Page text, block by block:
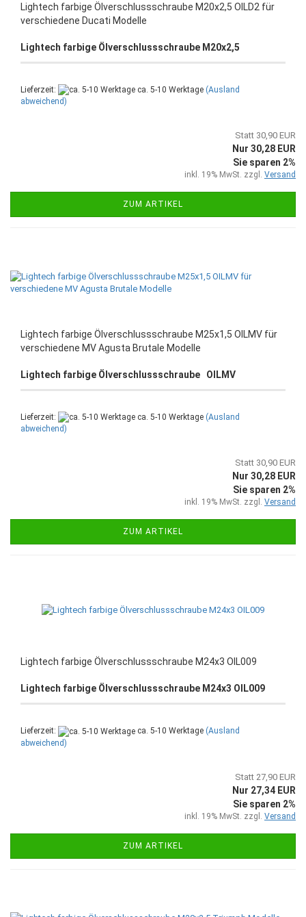
Lightech farbige Ölverschlussschraube M20x2,5 OILD2 für
verschiedene Ducati Modelle
Lightech farbige Ölverschlussschraube M20x2,5
Lieferzeit: ca. 5-10 Werktage (Ausland
abweichend)
Statt 30,90 EUR
Nur 30,28 EUR
Sie sparen 2%
inkl. 19% MwSt. zzgl. Versand
ZUM ARTIKEL
Lightech farbige Ölverschlussschraube M25x1,5 OILMV für
verschiedene MV Agusta Brutale Modelle
Lightech farbige Ölverschlussschraube OILMV
Lieferzeit: ca. 5-10 Werktage (Ausland
abweichend)
Statt 30,90 EUR
Nur 30,28 EUR
Sie sparen 2%
inkl. 19% MwSt. zzgl. Versand
ZUM ARTIKEL
Lightech farbige Ölverschlussschraube M24x3 OIL009
Lightech farbige Ölverschlussschraube M24x3 OIL009
Lieferzeit: ca. 5-10 Werktage (Ausland
abweichend)
Statt 27,90 EUR
Nur 27,34 EUR
Sie sparen 2%
inkl. 19% MwSt. zzgl. Versand
ZUM ARTIKEL